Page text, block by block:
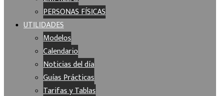
PERSONAS FÍSICAS
UTILIDADES
Modelos
Calendario
Noticias del día
Guías Prácticas
Tarifas y Tablas